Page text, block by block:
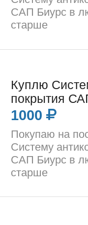
САП Биурс в
старше
Куплю
покрытия
1000
Покупаю на
Систему
САП Биурс в
старше